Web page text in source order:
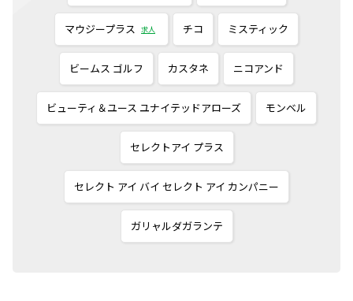
マウジープラス 求人 チコ ミスティック
ビームス ゴルフ カスタネ ニコアンド
ビューティ＆ユース ユナイテッドアローズ モンベル
セレクトアイ プラス
セレクト アイ バイ セレクト アイ カンパニー
ガリャルダガランテ